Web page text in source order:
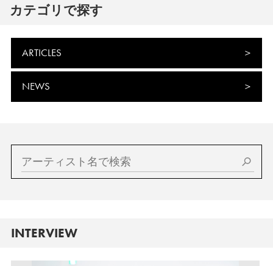
カテゴリで探す
ARTICLES
NEWS
INTERVIEW